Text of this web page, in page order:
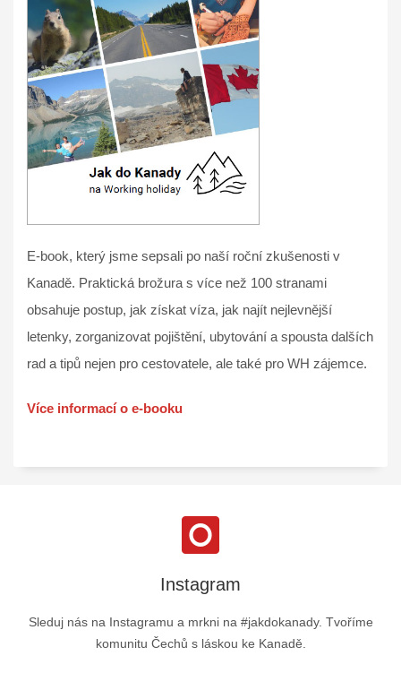
E-book, který jsme sepsali po naší roční zkušenosti v
Kanadě. Praktická brožura s více než 100 stranami
obsahuje postup, jak získat víza, jak najít nejlevnější
letenky, zorganizovat pojištění, ubytování a spousta dalších
rad a tipů nejen pro cestovatele, ale také pro WH zájemce.
Více informací o e-booku
Instagram
Sleduj nás na Instagramu a mrkni na #jakdokanady. Tvoříme
komunitu Čechů s láskou ke Kanadě.